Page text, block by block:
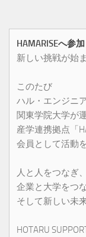
HAMARISEへ参
新しい挑戦が始
このたび
ハル・エンジニ
関東学院大学が
産学連携拠点「
会員として活動
人と人をつなぎ、
企業と大学をつな
そして新しい未来
HOTARU